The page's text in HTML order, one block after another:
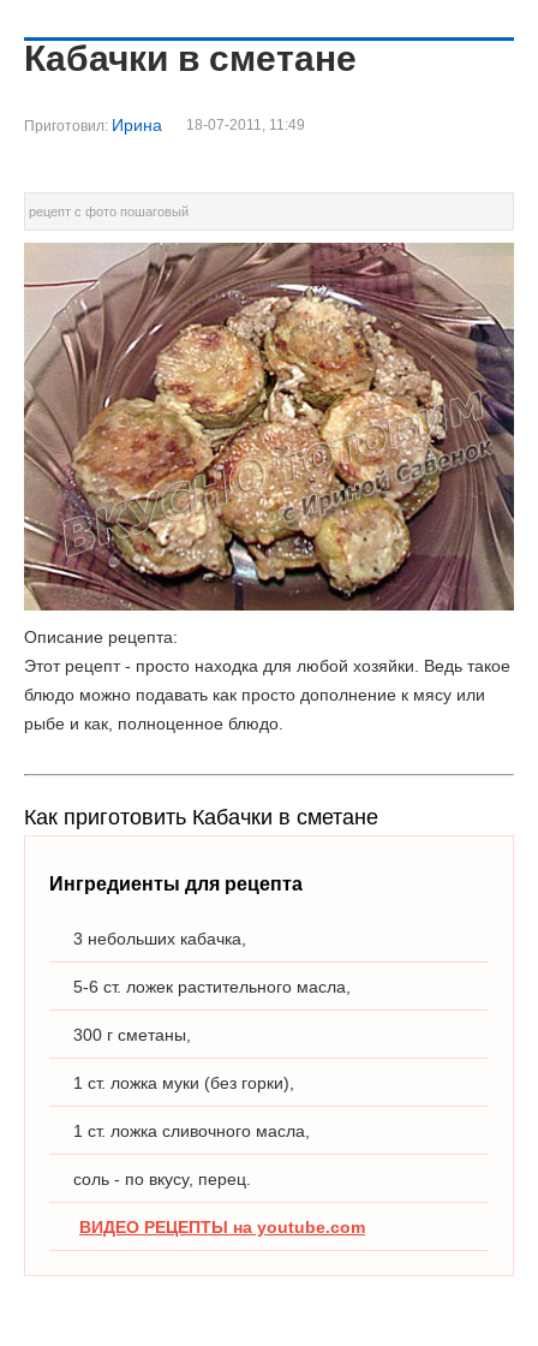
Кабачки в сметане
Приготовил: Ирина 18-07-2011, 11:49
рецепт с фото пошаговый
Описание рецепта:
Этот рецепт - просто находка для любой хозяйки. Ведь такое
блюдо можно подавать как просто дополнение к мясу или
рыбе и как, полноценное блюдо.
Как приготовить Кабачки в сметане
Ингредиенты для рецепта
3 небольших кабачка,
5-6 ст. ложек растительного масла,
300 г сметаны,
1 ст. ложка муки (без горки),
1 ст. ложка сливочного масла,
соль - по вкусу, перец.
ВИДЕО РЕЦЕПТЫ на youtube.com